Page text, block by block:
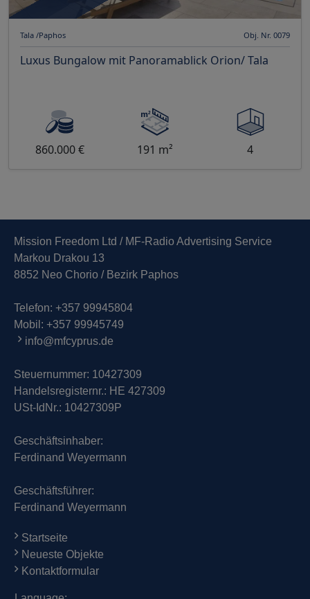
Tala /Paphos Obj. Nr. 0079
Luxus Bungalow mit Panoramablick Orion/ Tala
860.000 € 191 m² 4
Mission Freedom Ltd / MF-Radio Advertising Service
Markou Drakou 13
8852 Neo Chorio / Bezirk Paphos
Telefon: +357 99945804
Mobil: +357 99945749
info@mfcyprus.de
Steuernummer: 10427309
Handelsregisternr.: HE 427309
USt-IdNr.: 10427309P
Geschäftsinhaber:
Ferdinand Weyermann
Geschäftsführer:
Ferdinand Weyermann
Startseite
Neueste Objekte
Kontaktformular